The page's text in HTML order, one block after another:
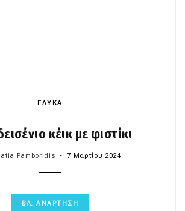
ΓΛΥΚΑ
κέικ με φιστίκι
Pamboridis 7 Μαρτίου 2024
ΒΛ. ΑΝΑΡΤΗΣΗ